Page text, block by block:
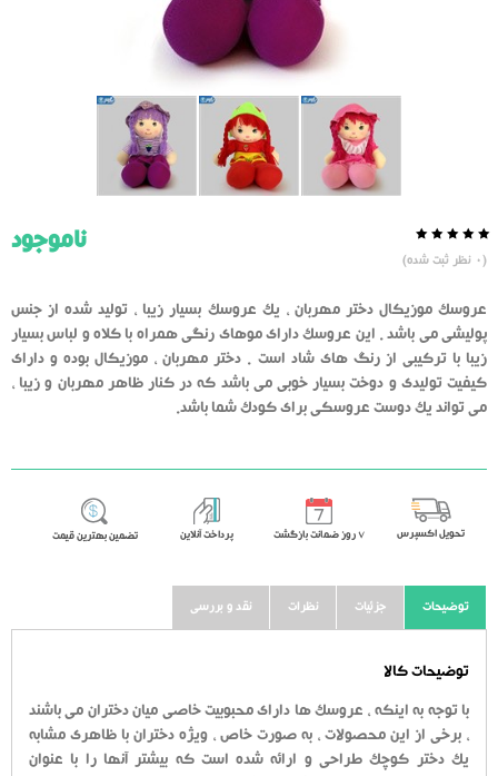
از
50
رای
دهنده
(
0 نظر ثبت شده)
ناموجود
عروسک موزیکال دختر مهربان ، یک عروسک بسیار زیبا ، تولید شده از جنس
پولیشی می باشد . این عروسک دارای موهای رنگی همراه با کلاه و لباس بسیار
زیبا با ترکیبی از رنگ های شاد است . دختر مهربان ، موزیکال بوده و دارای
کیفیت تولیدی و دوخت بسیار خوبی می باشد که در کنار ظاهر مهربان و زیبا ،
می تواند یک دوست عروسکی برای کودک شما باشد.
تحویل اکسپرس ٧ روز ضمانت بازگشت پرداخت آنلاین تضمین بهترین قیمت
توضیحات جزئیات نظرات نقد و بررسی
توضیحات کالا
با توجه به اینکه ، عروسک ها دارای محبوبیت خاصی میان دختران می باشند
، برخی از این محصولات ، به صورت خاص ، ویژه دختران با ظاهری مشابه
یک دختر کوچک طراحی و ارائه شده است که بیشتر آنها را با عنوان